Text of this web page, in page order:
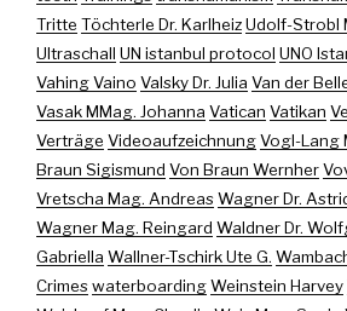
Tritte Töchterle Dr. KarlheizUdolf-Strobl
Ultraschall UN istanbul protocol UNO
Vahing Vaino Valsky Dr. Julia Van der
Vasak MMag. Johanna Vatican Vatikan
Verträge VideoaufzeichnungVogl-Lang
Braun Sigismund Von Braun Wernher
Vretscha Mag. AndreasWagner Dr.
Wagner Mag. Reingard Waldner Dr.
Gabriella Wallner-Tschirk Ute G.
CrimeswaterboardingWeinstein Harvey